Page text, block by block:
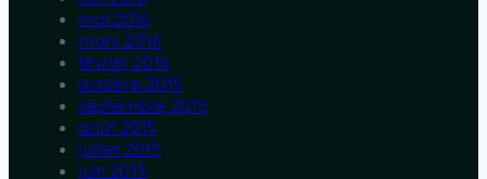
mai 2016
mars 2016
février 2016
octobre 2015
septembre 2015
août 2015
juillet 2015
juin 2015